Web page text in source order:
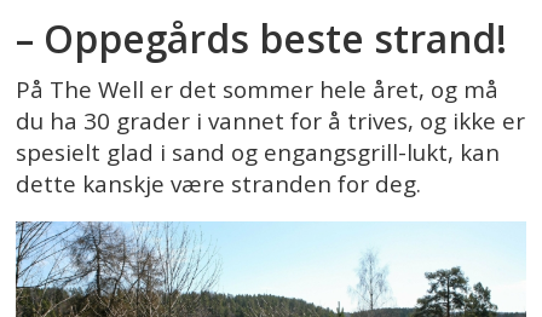
– Oppegårds beste strand!
På The Well er det sommer hele året, og må
du ha 30 grader i vannet for å trives, og ikke er
spesielt glad i sand og engangsgrill-lukt, kan
dette kanskje være stranden for deg.